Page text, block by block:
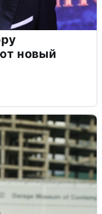
новый